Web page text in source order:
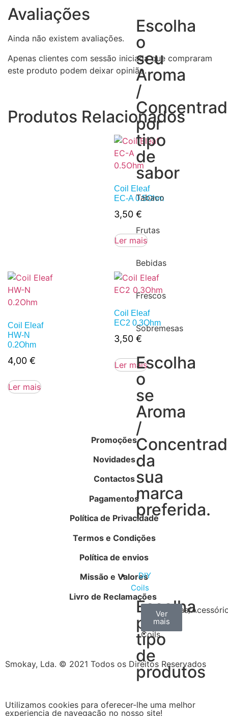
Escolha
o
seu
Aroma
/
por
tipo
de
sabor
Tabaco
Frutas
Bebidas
Frescos
Sobremesas
Escolha
o
se
Aroma
/
da
sua
marca
preferida.
DIY
Coils
Escolha
por
tipo
de
produtos
Arame
Coils
Ver
mais
Algodão
Ver
mais
Ferramentas/
Ver
mais
Avaliações
Ainda não existem avaliações.
Apenas clientes com sessão iniciada que compraram
este produto podem deixar opinião.
Produtos Relacionados
Coil Eleaf
EC-A 0.5Ohm
3,50 €
Ler mais
Coil Eleaf
HW-N
0.2Ohm
4,00 €
Ler mais
Coil Eleaf
EC2 0.3Ohm
3,50 €
Ler mais
Promoções
Novidades
Contactos
Pagamentos
Política de Privacidade
Termos e Condições
Política de envios
Missão e Valores
Livro de Reclamações
Smokay, Lda. © 2021 Todos os Direitos Reservados
Utilizamos cookies para oferecer-lhe uma melhor
experiencia de navegação no nosso site!